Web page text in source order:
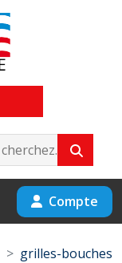
Compte
grilles-bouches